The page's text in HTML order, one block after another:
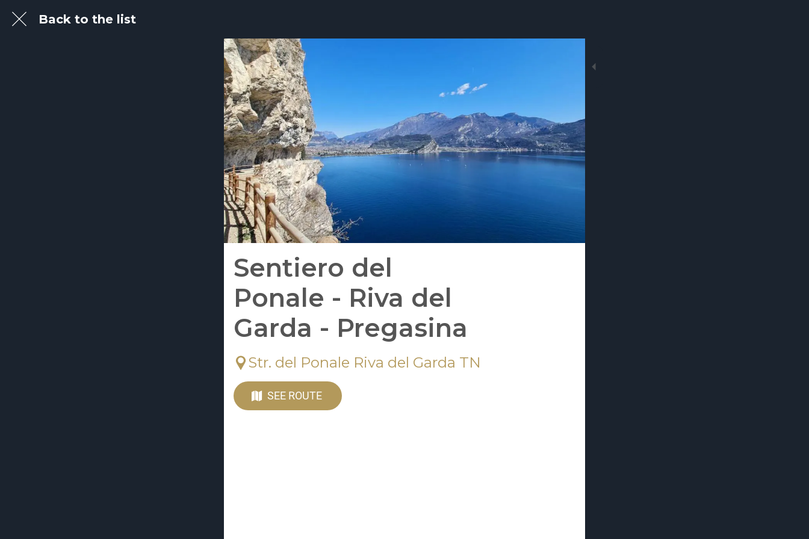
Back to the list
Sentiero del
Ponale - Riva del
Garda - Pregasina
Str. del Ponale Riva del Garda TN
SEE ROUTE